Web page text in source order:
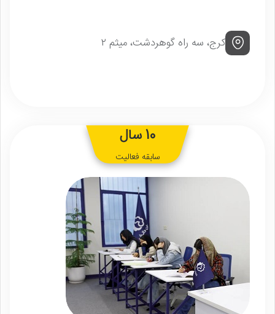
کرج، سه راه گوهردشت، میثم ۲
10 سال
سابقه فعالیت